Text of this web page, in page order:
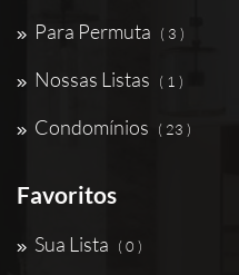
Para Permuta ( 3 )
Nossas Listas ( 1 )
Condomínios ( 23 )
Favoritos
Sua Lista ( 0 )